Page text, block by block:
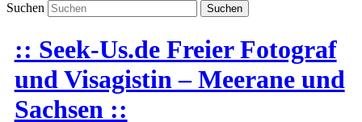
Suchen
:: Seek-Us.de Freier Fotograf
und Visagistin – Meerane und
Sachsen ::